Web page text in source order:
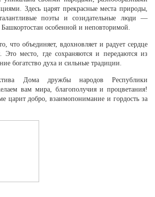
Здесь царят прекрасные места природы,
поэты и созидательные люди —
особенной и неповторимой.
что объединяет, вдохновляет и радует сердце
Это место, где сохраняются и передаются из
богатство духа и сильные традиции.
Дома дружбы народов Республики
вам мира, благополучия и процветания!
царит добро, взаимопонимание и гордость за